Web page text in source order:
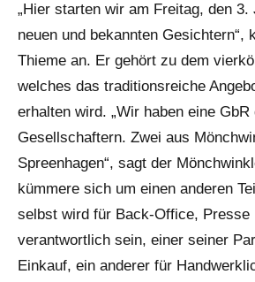
„Hier starten wir am Freitag, den
neuen und bekannten Gesichtern“,
Thieme an. Er gehört zu dem
welches das traditionsreiche
erhalten wird. „Wir haben eine
Gesellschaftern. Zwei aus
Spreenhagen“, sagt der
kümmere sich um einen anderen
selbst wird für Back-Office, Presse
verantwortlich sein, einer seiner
Einkauf, ein anderer für